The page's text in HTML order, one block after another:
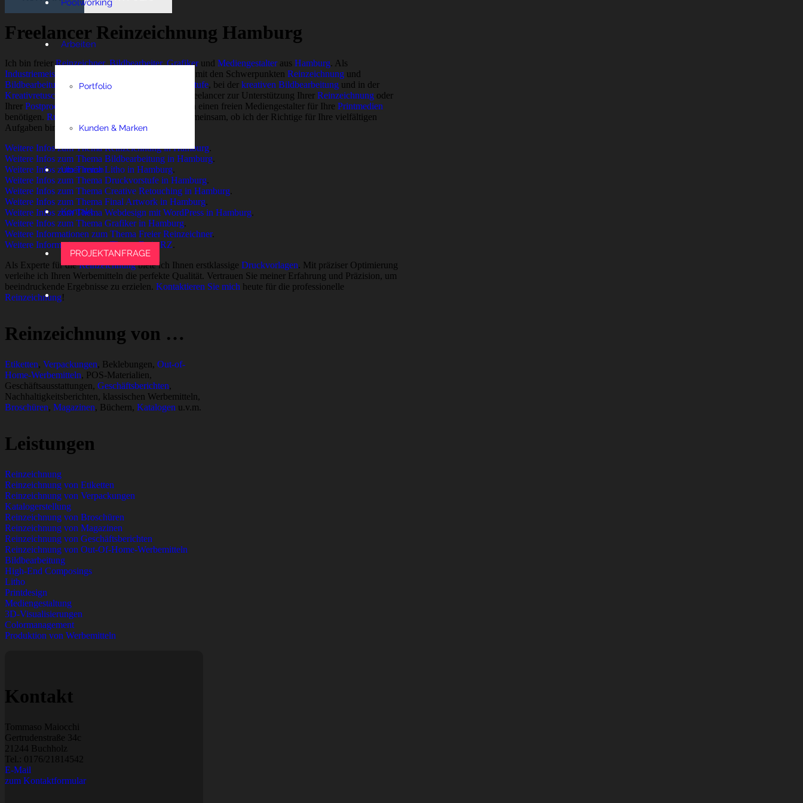
Poolworking
Arbeiten
Portfolio
Kunden & Marken
Über mich
Kontakt
PROJEKTANFRAGE
Freelancer Reinzeichnung Hamburg
Ich bin freierReinzeichner,Bildbearbeiter,Grafikerund Mediengestalteraus Hamburg. Als
Industriemeister
mit den Schwerpunkten Reinzeichnung und
Bildbearbeitung
bin ich sattelfest in der Druckvorstufe, bei der kreativen Bildbearbeitung und in der
Kreativretusche
. Egal, ob Sie als Agentur einen Freelancer zur Unterstützung Ihrer Reinzeichnung oder
Ihrer Postproduction suchen oder als Unternehmen einen freien Mediengestalter für Ihre Printmedien
benötigen. Rufen Sie mich
an und wir schauen gemeinsam, ob ich der Richtige für Ihre vielfältigen
Aufgaben bin.
Weitere Infos zum Thema Reinzeichnung in Hamburg.
Weitere Infos zum Thema Bildbearbeitung in Hamburg.
Weitere Infos zum Thema Litho in Hamburg.
Weitere Infos zum Thema Druckvorstufe in Hamburg.
Weitere Infos zum Thema Creative Retouching in Hamburg.
Weitere Infos zum Thema Final Artwork in Hamburg.
Weitere Infos zum Thema Webdesign mit WordPress in Hamburg.
Weitere Infos zum Thema Grafiker in Hamburg.
Weitere Informationen zum Thema Freier Reinzeichner.
Weitere Informationen zum Thema Freie RZ.
Als Experte für dieReinzeichnungbiete ich Ihnen erstklassige Druckvorlagen. Mit präziser Optimierung
verleihe ich Ihren Werbemitteln die perfekte Qualität. Vertrauen Sie meiner Erfahrung und Präzision, um
beeindruckende Ergebnisse zu erzielen. Kontaktieren Sie mich heute für die professionelle
Reinzeichnung!
Reinzeichnung von …
Etiketten, Verpackungen, Beklebungen, Out-of-
Home-Werbemitteln, POS-Materialien,
Geschäftsausstattungen, Geschäftsberichten,
Nachhaltigkeitsberichten, klassischen Werbemitteln,
Broschüren, Magazinen, Büchern, Katalogen u.v.m.
Leistungen
Reinzeichnung
Reinzeichnung von Etiketten
Reinzeichnung von Verpackungen
Katalogerstellung
Reinzeichnung von Broschüren
Reinzeichnung von Magazinen
Reinzeichnung von Geschäftsberichten
Reinzeichnung von Out-Of-Home-Werbemitteln
Bildbearbeitung
High-End Composings
Litho
Printdesign
Mediengestaltung
3D-Visualisierungen
Colormanagement
Produktion von Werbemitteln
Kontakt
Tommaso Maiocchi
Gertrudenstraße 34c
21244 Buchholz
Tel.: 0176/21814542
E-Mail
zum Kontaktformular